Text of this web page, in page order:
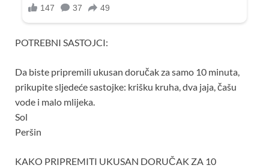
POTREBNI SASTOJCI:
Da biste pripremili ukusan doručak za samo 10 minuta,
prikupite sljedeće sastojke: krišku kruha, dva jaja, čašu
vode i malo mlijeka.
Sol
Peršin
KAKO PRIPREMITI UKUSAN DORUČAK ZA 10